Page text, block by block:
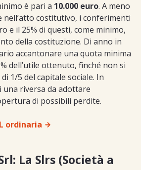
è pari a 10.000 euro. A meno
nell’atto costitutivo, i conferimenti
e il 25% di questi, come minimo,
della costituzione. Di anno in
accantonare una quota minima
dell’utile ottenuto, finché non si
1/5 del capitale sociale. In
riversa da adottare
di possibili perdite.
ordinaria
La Slrs (Società a